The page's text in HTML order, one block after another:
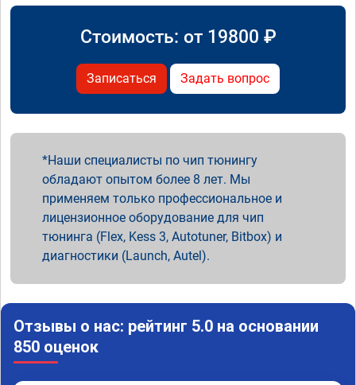
Стоимость: от 19800 ₽
Записаться Задать вопрос
Наши специалисты по чип тюнингу
обладают опытом более 8 лет. Мы
применяем только профессиональное и
лицензионное оборудование для чип
тюнинга (Flex, Kess 3, Autotuner, Bitbox) и
диагностики (Launch, Autel).
Отзывы о нас: рейтинг 5.0 на основании
850 оценок